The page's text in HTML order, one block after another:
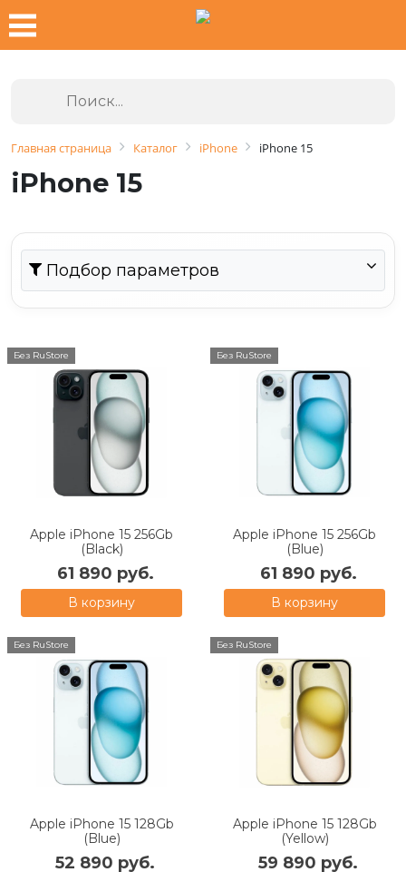
Главная страница Каталог iPhone iPhone 15
iPhone 15
Подбор параметров
Без RuStore
Apple iPhone 15 256Gb
(Black)
61 890 руб.
В корзину
Без RuStore
Apple iPhone 15 256Gb
(Blue)
61 890 руб.
В корзину
Без RuStore
Apple iPhone 15 128Gb
(Blue)
52 890 руб.
Без RuStore
Apple iPhone 15 128Gb
(Yellow)
59 890 руб.